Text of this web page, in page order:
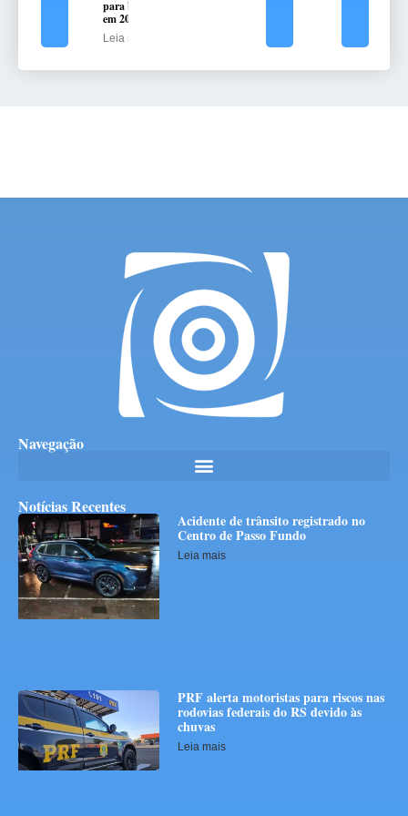
para bets
em 2025
Leia mais
Navegação
Notícias Recentes
Acidente de trânsito registrado no
Centro de Passo Fundo
Leia mais
PRF alerta motoristas para riscos nas
rodovias federais do RS devido às
chuvas
Leia mais